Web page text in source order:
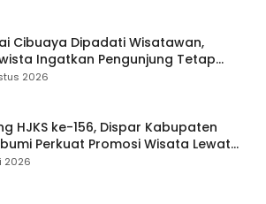
Cibuaya Dipadati Wisatawan,
Ingatkan Pengunjung Tetap
2026
HJKS ke-156, Dispar Kabupaten
Perkuat Promosi Wisata Lewat
Digital
2026